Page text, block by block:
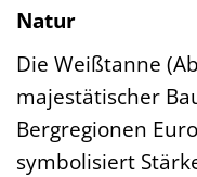
Natur
Die Weißtanne
majestätischer
Bergregionen
symbolisiert